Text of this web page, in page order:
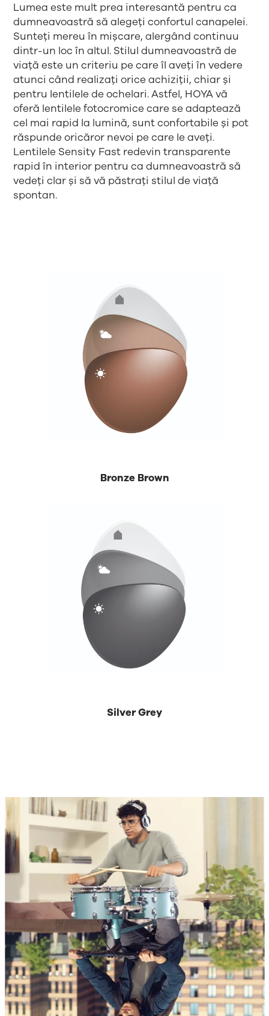
Lumea este mult prea interesantă pentru ca
dumneavoastră să alegeți confortul canapelei.
Sunteți mereu în mișcare, alergând continuu
dintr-un loc în altul. Stilul dumneavoastră de
viață este un criteriu pe care îl aveți în vedere
atunci când realizați orice achiziții, chiar și
pentru lentilele de ochelari. Astfel, HOYA vă
oferă lentilele fotocromice care se adaptează
cel mai rapid la lumină, sunt confortabile și pot
răspunde oricăror nevoi pe care le aveți.
Lentilele Sensity Fast redevin transparente
rapid în interior pentru ca dumneavoastră să
vedeți clar și să vă păstrați stilul de viață
spontan.
Bronze Brown
Silver Grey